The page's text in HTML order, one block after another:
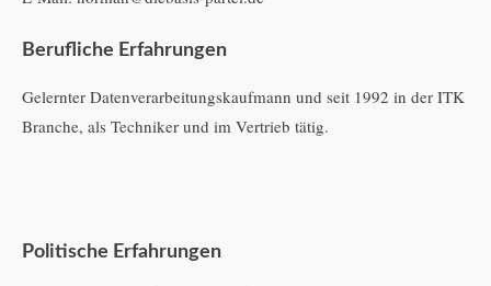
Berufliche Erfahrungen
Gelernter Datenverarbeitungskaufmann und seit 1992 in der ITK
Branche, als Techniker und im Vertrieb tätig.
Politische Erfahrungen